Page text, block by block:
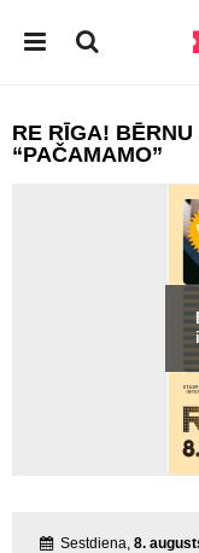
RE RĪGA!
“PAČAMAMO”
Sestdiena, 8.